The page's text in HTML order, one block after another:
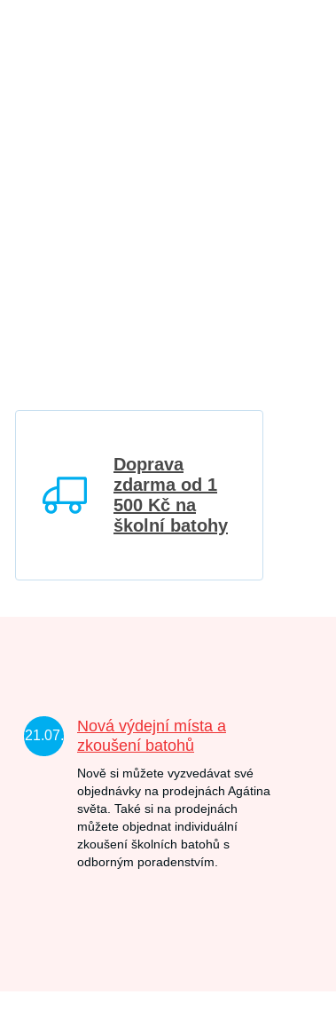
Doprava
zdarma od 1
500 Kč na
školní batohy
21.07.
Nová výdejní místa a
zkoušení batohů
Nově si můžete vyzvedávat své
objednávky na prodejnách Agátina
světa. Také si na prodejnách
můžete objednat individuální
zkoušení školních batohů s
odborným poradenstvím.